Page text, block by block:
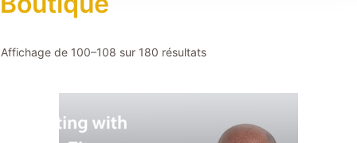
Affichage de 100–108 sur 180 résultats